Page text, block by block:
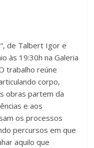
de Talbert Igor e
às 19:30h na Galeria
trabalho reúne
corpo,
obras partem da
e aos
os processos
percursos em que
aquilo que